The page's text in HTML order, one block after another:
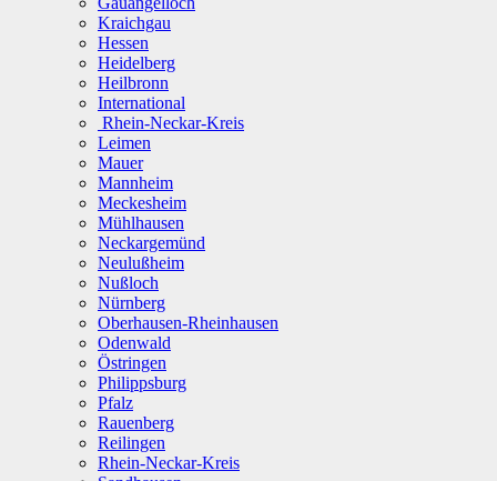
Kraichgau
Hessen
Heidelberg
Heilbronn
International
Rhein-Neckar-Kreis
Leimen
Mauer
Mannheim
Meckesheim
Mühlhausen
Neckargemünd
Neulußheim
Nußloch
Nürnberg
Oberhausen-Rheinhausen
Odenwald
Östringen
Philippsburg
Pfalz
Rauenberg
Reilingen
Rhein-Neckar-Kreis